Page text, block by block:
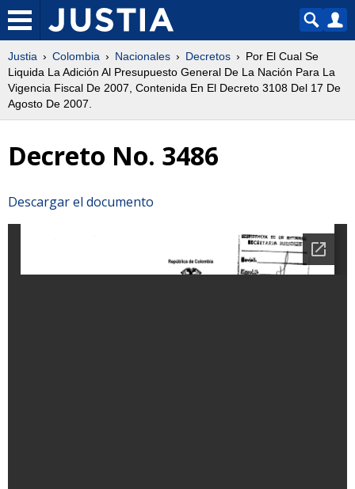
Justia Colombia Nacionales Decretos
Por El Cual Se
Liquida La Adición Al Presupuesto General De La Nación Para La
Vigencia Fiscal De 2007, Contenida En El Decreto 3108 Del 17 De
Agosto De 2007.
Decreto No. 3486
Descargar el documento